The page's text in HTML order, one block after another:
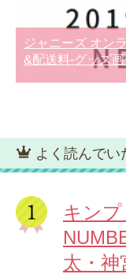
ジャニーズ オン
&配送料-グッズ
よく読んでい
キンプ
太・神